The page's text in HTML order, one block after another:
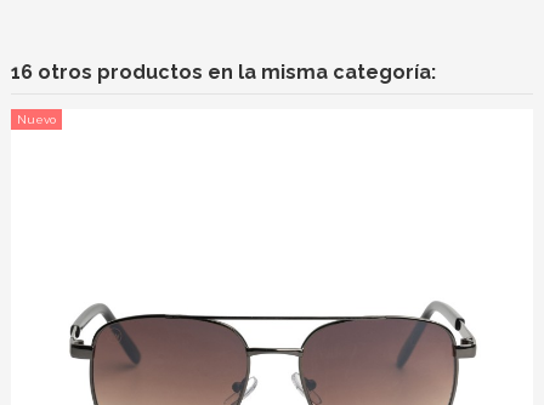
16 otros productos en la misma categoría:
Nuevo